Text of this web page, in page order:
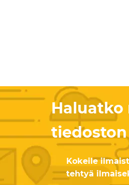
Haluatko
tiedoston
Kokeile
tehtyä